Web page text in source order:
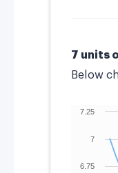
7 units
Below